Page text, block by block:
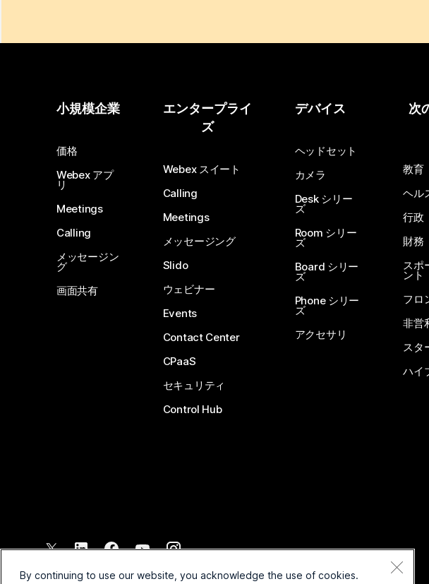
小規模企業
価格
Webex アプ
リ
Meetings
Calling
メッセージン
グ
画面共有
エンタープライ
ズ
Webex スイート
Calling
Meetings
メッセージング
Slido
ウェビナー
Events
Contact Center
CPaaS
セキュリティ
Control Hub
デバイス
ヘッドセット
カメラ
Desk シリー
ズ
Room シリー
ズ
Board シリー
ズ
Phone シリー
ズ
アクセサリ
次
教育
ヘル
行政
財務
スポ
ント
フロ
非営
スタ
ハイ
2026 Cisco and/or its affiliates. All rights reserved.
By continuing to use our website, you acknowledge the use of cookies.